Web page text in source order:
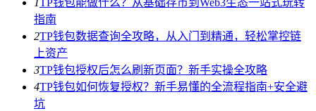
1TP钱包能做什么？从基础存币到Web3生态一站式玩转
指南
2TP钱包数据查询全攻略，从入门到精通，轻松掌控链
上资产
3TP钱包授权后怎么刷新页面？新手实操全攻略
4TP钱包如何恢复授权？新手易懂的全流程指南+安全避
坑